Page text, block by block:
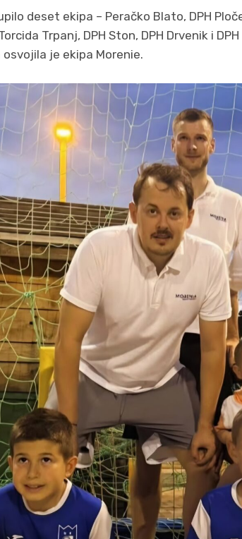
deset ekipa – Peračko Blato, DPH
Trpanj, DPH Ston, DPH Drvenik i
je ekipa Morenie.